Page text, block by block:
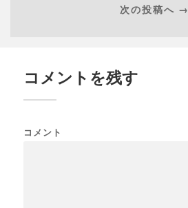
次の投稿へ →
コメントを残す
コメント